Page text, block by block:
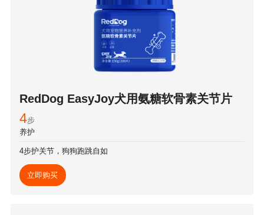
RedDog EasyJoy犬用氨糖软骨素关节片
4步
养护
4步护关节，狗狗跑跳自如
立即购买